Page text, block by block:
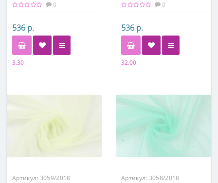
0
536 р.
3.30
0
536 р.
32.00
Артикул: 3059/2018
Артикул: 3058/2018